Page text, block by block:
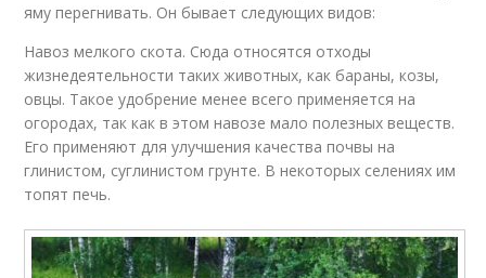
яму перегнивать. Он бывает следующих видов:
Навоз мелкого скота. Сюда относятся отходы
жизнедеятельности таких животных, как бараны, козы,
овцы. Такое удобрение менее всего применяется на
огородах, так как в этом навозе мало полезных веществ.
Его применяют для улучшения качества почвы на
глинистом, суглинистом грунте. В некоторых селениях им
топят печь.